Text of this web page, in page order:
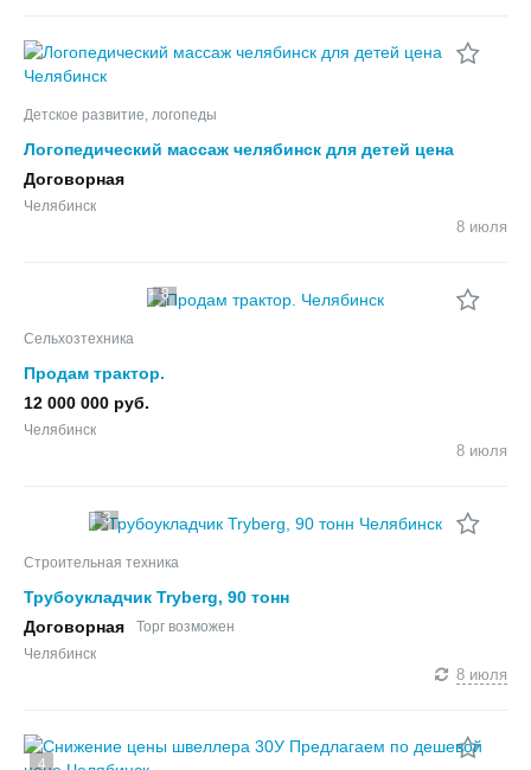
Детское развитие, логопеды
Логопедический массаж челябинск для детей цена
Договорная
Челябинск
8 июля
8
Сельхозтехника
Продам трактор.
12 000 000 руб.
Челябинск
8 июля
3
Строительная техника
Трубоукладчик Tryberg, 90 тонн
Договорная
Торг возможен
Челябинск
8 июля
4